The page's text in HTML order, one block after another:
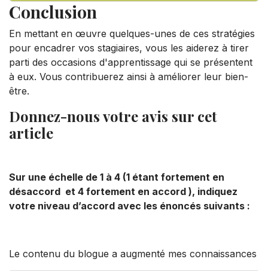
Conclusion
En mettant en œuvre quelques-unes de ces stratégies
pour encadrer vos stagiaires, vous les aiderez à tirer
parti des occasions d'apprentissage qui se présentent
à eux. Vous contribuerez ainsi à améliorer leur bien-
être.
Donnez-nous votre avis sur cet
article
Sur une échelle de 1 à 4 (1 étant fortement en
désaccord et 4 fortement en accord ), indiquez
votre niveau d’accord avec les énoncés suivants :
Le contenu du blogue a augmenté mes connaissances